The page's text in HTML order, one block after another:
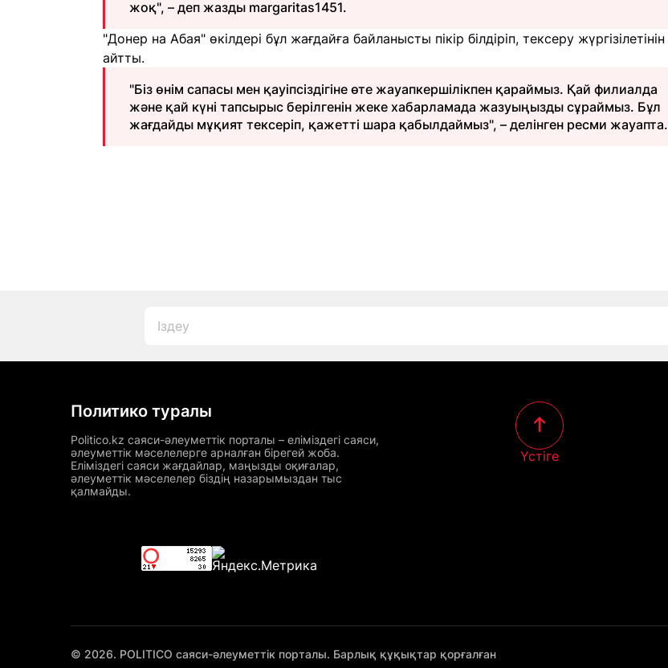
жоқ", – деп жазды margaritas1451.
"Донер на Абая" өкілдері бұл жағдайға байланысты пікір білдіріп, тексеру жүргізілетінін
айтты.
"Біз өнім сапасы мен қауіпсіздігіне өте жауапкершілікпен қараймыз. Қай филиалда
және қай күні тапсырыс берілгенін жеке хабарламада жазуыңызды сұраймыз. Бұл
жағдайды мұқият тексеріп, қажетті шара қабылдаймыз", – делінген ресми жауапта.
Политико туралы
Politico.kz саяси-әлеуметтік порталы – еліміздегі саяси,
әлеуметтік мәселелерге арналған бірегей жоба.
Еліміздегі саяси жағдайлар, маңызды оқиғалар,
әлеуметтік мәселелер біздің назарымыздан тыс
қалмайды.
Үстіге
© 2026. POLITICO саяси-әлеуметтік порталы. Барлық құқықтар қорғалған